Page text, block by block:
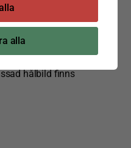
för
sortiment
modeller finns i
hålbild finns
alla